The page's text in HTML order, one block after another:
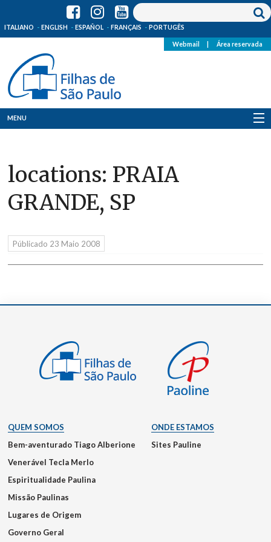
ITALIANO ENGLISH ESPAÑOL FRANÇAIS PORTUGÊS
Webmail Área reservada
MENU
Onde Estamos
Notícias
locations: PRAIA
GRANDE, SP
Públicado 23 Maio 2008
QUEM SOMOS
Bem-aventurado Tiago Alberione
Venerável Tecla Merlo
Espiritualidade Paulina
Missão Paulinas
Lugares de Origem
Governo Geral
ONDE ESTAMOS
Sites Pauline